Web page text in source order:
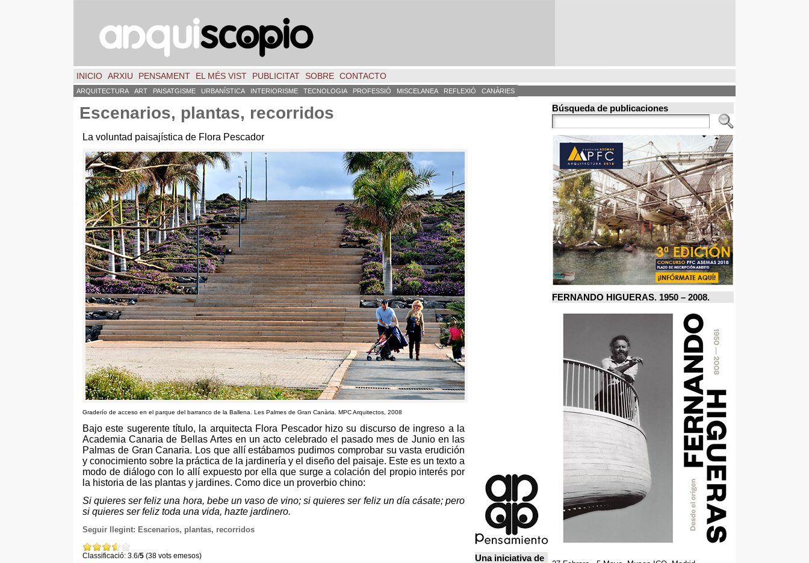
INICIO ARXIU PENSAMENT EL MÉS VIST PUBLICITAT SOBRE CONTACTO
ARQUITECTURA ART PAISATGISME URBANÍSTICA INTERIORISME TECNOLOGIA PROFESSIÓ MISCELANEA REFLEXIÓ CANÀRIES
Escenarios, plantas, recorridos
La voluntad paisajística de Flora Pescador
Graderío de acceso en el parque del barranco de la Ballena . Les Palmes de Gran Canària. MPC Arquitectos , 2008
Bajo este sugerente título, la arquitecta Flora Pescador hizo su discurso de ingreso a la
Academia Canaria de Bellas Artes en un acto celebrado el pasado mes de Junio en las
Palmas de Gran Canaria. Los que allí estábamos pudimos comprobar su vasta erudición
y conocimiento sobre la práctica de la jardinería y el diseño del paisaje. Este es un texto a
modo de diálogo con lo allí expuesto por ella que surge a colación del propio interés por
la historia de las plantas y jardines. Como dice un proverbio chino:
Si quieres ser feliz una hora, bebe un vaso de vino;si quieres ser feliz un día cásate;pero
si quieres ser feliz toda una vida, hazte jardinero.
Seguir llegint: Escenarios, plantas, recorridos
Classificació: 3.6/5 (38 vots emesos)
Una iniciativa de
Búsqueda de publicaciones
FERNANDO HIGUERAS. 1950 – 2008.